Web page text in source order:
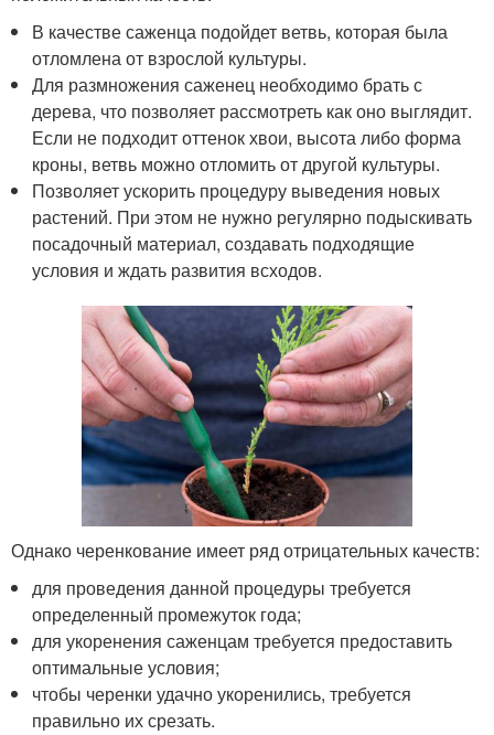
В качестве саженца подойдет ветвь, которая была
отломлена от взрослой культуры.
Для размножения саженец необходимо брать с
дерева, что позволяет рассмотреть как оно выглядит.
Если не подходит оттенок хвои, высота либо форма
кроны, ветвь можно отломить от другой культуры.
Позволяет ускорить процедуру выведения новых
растений. При этом не нужно регулярно подыскивать
посадочный материал, создавать подходящие
условия и ждать развития всходов.
Однако черенкование имеет ряд отрицательных качеств:
для проведения данной процедуры требуется
определенный промежуток года;
для укоренения саженцам требуется предоставить
оптимальные условия;
чтобы черенки удачно укоренились, требуется
правильно их срезать.